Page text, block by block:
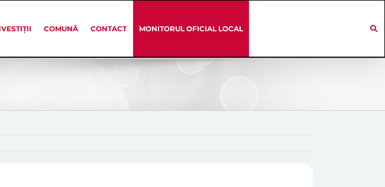
COMUNĂ CONTACT MONITORUL OFICIAL LOCAL